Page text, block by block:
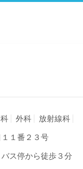
外科 放射線科
１番２３号
ス停から徒歩３分